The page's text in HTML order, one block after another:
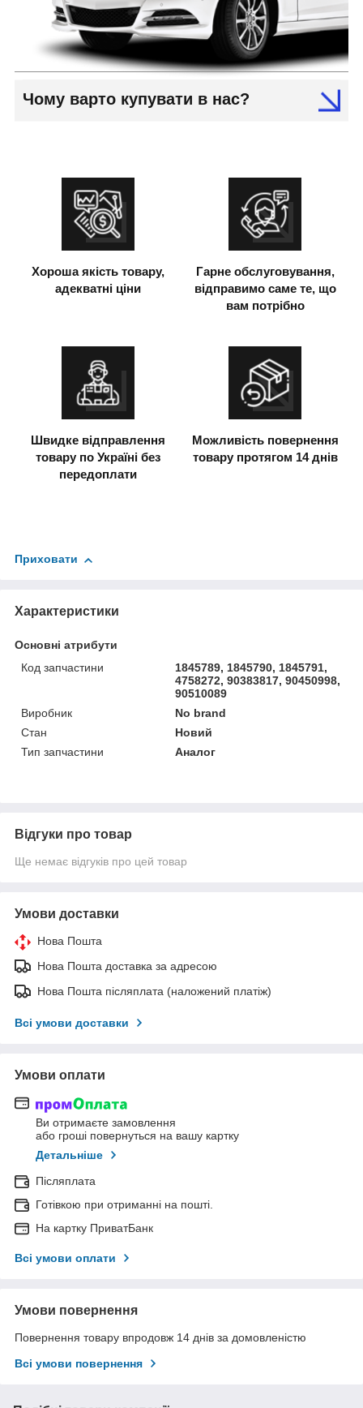
Чому варто купувати в нас?
Хороша якість товару,
адекватні ціни
Гарне обслуговування,
відправимо саме те, що
вам потрібно
Швидке відправлення
товару по Україні без
передоплати
Можливість повернення
товару протягом 14 днів
Приховати
Характеристики
Основні атрибути
Код запчастини
1845789, 1845790, 1845791,
4758272, 90383817, 90450998,
90510089
Виробник
No brand
Стан
Новий
Тип запчастини
Аналог
Відгуки про товар
Ще немає відгуків про цей товар
Умови доставки
Нова Пошта
Нова Пошта доставка за адресою
Нова Пошта післяплата (наложений платіж)
Всі умови доставки
Умови оплати
Ви отримаєте замовлення
або гроші повернуться на вашу картку
Детальніше
Післяплата
Готівкою при отриманні на пошті.
На картку ПриватБанк
Всі умови оплати
Умови повернення
Повернення товару впродовж 14 днів за домовленістю
Всі умови повернення